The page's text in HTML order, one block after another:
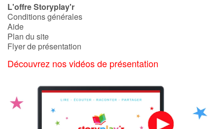
L'offre Storyplay'r
Conditions générales
Aide
Plan du site
Flyer de présentation
Découvrez nos vidéos de présentation